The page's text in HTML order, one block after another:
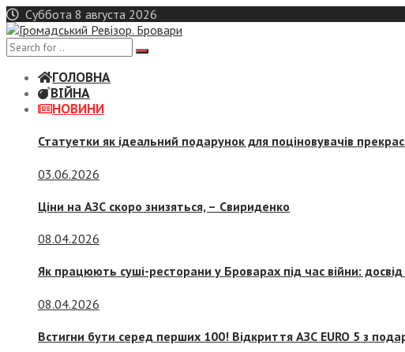
Skip
to
content
Суббота 8 августа 2026
ГОЛОВНА
ВІЙНА
НОВИНИ
Статуетки як ідеальний подарунок для поціновувачів
03.06.2026
Ціни на АЗС скоро знизяться, – Свириденко
08.04.2026
Як працюють суші-ресторани у Броварах під час війни:
08.04.2026
Встигни бути серед перших 100! Відкриття АЗС EURO 5 з